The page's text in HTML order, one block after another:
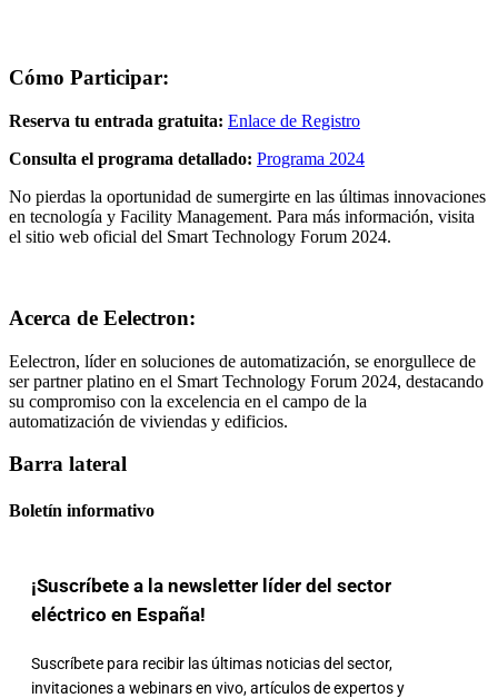
Cómo Participar:
Reserva tu entrada gratuita: Enlace de Registro
Consulta el programa detallado: Programa 2024
No pierdas la oportunidad de sumergirte en las últimas innovaciones
en tecnología y Facility Management. Para más información, visita
el sitio web oficial del Smart Technology Forum 2024.
Acerca de Eelectron:
Eelectron, líder en soluciones de automatización, se enorgullece de
ser partner platino en el Smart Technology Forum 2024, destacando
su compromiso con la excelencia en el campo de la
automatización de viviendas y edificios.
Barra lateral
Boletín informativo
¡Suscríbete a la newsletter líder del sector
eléctrico en España!
Suscríbete para recibir las últimas noticias del sector,
invitaciones a webinars en vivo, artículos de expertos y